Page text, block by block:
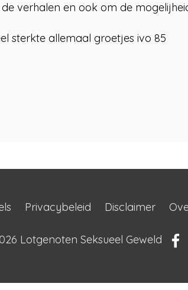
verhalen en ook om de
sterkte allemaal groetjes ivo 85
Privacybeleid Disclaimer
Lotgenoten Seksueel Geweld